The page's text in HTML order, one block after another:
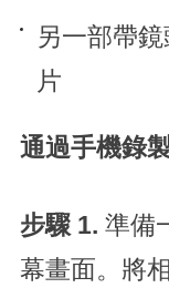
另一部帶
片
通過手機錄
步驟 1. 準備
幕畫面。將